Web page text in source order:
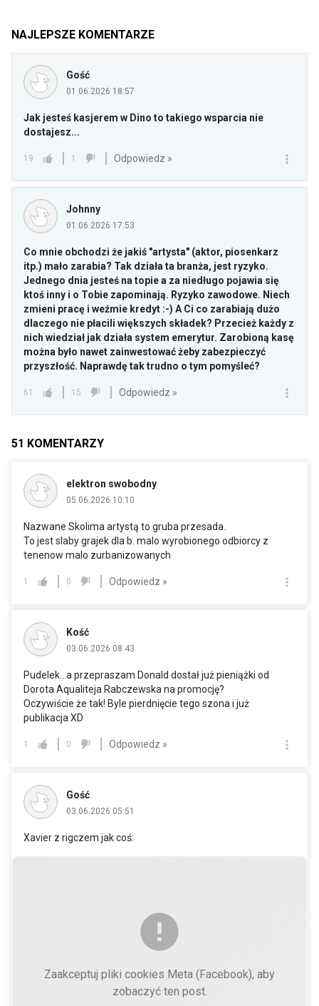
NAJLEPSZE KOMENTARZE
Gość
01.06.2026 18:57
Jak jesteś kasjerem w Dino to takiego wsparcia nie
dostajesz...
19 1 Odpowiedz »
Johnny
01.06.2026 17:53
Co mnie obchodzi że jakiś "artysta" (aktor, piosenkarz
itp.) mało zarabia? Tak działa ta branża, jest ryzyko.
Jednego dnia jesteś na topie a za niedługo pojawia się
ktoś inny i o Tobie zapominają. Ryzyko zawodowe. Niech
zmieni pracę i weźmie kredyt :-) A Ci co zarabiają dużo
dlaczego nie płacili większych składek? Przecież każdy z
nich wiedział jak działa system emerytur. Zarobioną kasę
można było nawet zainwestować żeby zabezpieczyć
przyszłość. Naprawdę tak trudno o tym pomyśleć?
61 15 Odpowiedz »
51 KOMENTARZY
elektron swobodny
05.06.2026 10:10
Nazwane Skolima artystą to gruba przesada.
To jest slaby grajek dla b. malo wyrobionego odbiorcy z
tenenow malo zurbanizowanych
1 0 Odpowiedz »
Kość
03.06.2026 08:43
Pudelek...a przepraszam Donald dostał już pieniążki od
Dorota Aqualiteja Rabczewska na promocję?
Oczywiście że tak! Byle pierdnięcie tego szona i już
publikacja XD
1 0 Odpowiedz »
Gość
03.06.2026 05:51
Xavier z rigczem jak coś:
Zaakceptuj pliki cookies Meta (Facebook), aby
zobaczyć ten post.